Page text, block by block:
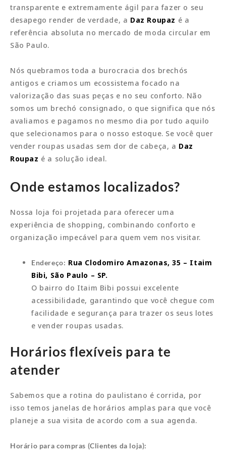
transparente e extremamente ágil para fazer o seu
desapego render de verdade, a Daz Roupaz é a
referência absoluta no mercado de moda circular em
São Paulo.
Nós quebramos toda a burocracia dos brechós
antigos e criamos um ecossistema focado na
valorização das suas peças e no seu conforto. Não
somos um brechó consignado, o que significa que nós
avaliamos e pagamos no mesmo dia por tudo aquilo
que selecionamos para o nosso estoque. Se você quer
vender roupas usadas sem dor de cabeça, a Daz
Roupaz é a solução ideal.
Onde estamos localizados?
Nossa loja foi projetada para oferecer uma
experiência de shopping, combinando conforto e
organização impecável para quem vem nos visitar.
Endereço: Rua Clodomiro Amazonas, 35 – Itaim
Bibi, São Paulo – SP.
O bairro do Itaim Bibi possui excelente
acessibilidade, garantindo que você chegue com
facilidade e segurança para trazer os seus lotes
e vender roupas usadas.
Horários flexíveis para te
atender
Sabemos que a rotina do paulistano é corrida, por
isso temos janelas de horários amplas para que você
planeje a sua visita de acordo com a sua agenda.
Horário para compras (Clientes da loja):